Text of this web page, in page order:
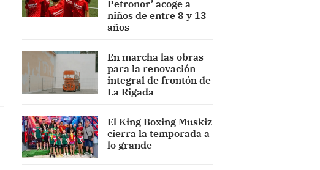
Petronor’ acoge a
niños de entre 8 y 13
años
En marcha las obras
para la renovación
integral de frontón de
La Rigada
El King Boxing Muskiz
cierra la temporada a
lo grande